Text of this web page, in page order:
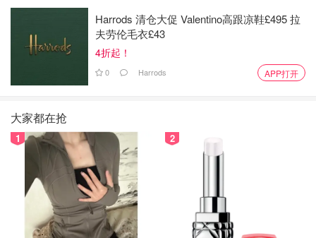
Harrods 清仓大促 Valentino高跟凉鞋£495 拉
夫劳伦毛衣£43
4折起！
0 Harrods APP打开
大家都在抢
1 2